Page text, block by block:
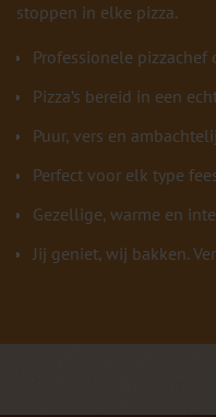
stoppen in elke pizza.
Professionele pizzachef
Pizza’s bereid in een
Puur, vers en
Perfect voor elk type
Gezellige, warme en
Jij geniet, wij bakken.